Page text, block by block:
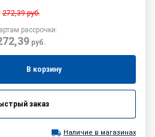
272,39руб.
рассрочки:
руб.
В корзину
заказ
Наличие в магазинах